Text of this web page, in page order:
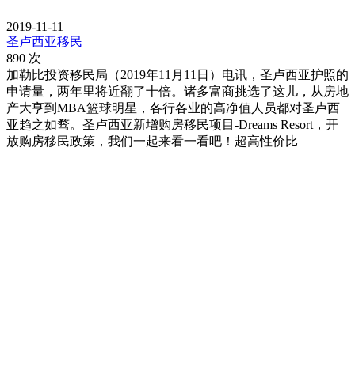
2019-11-11
圣卢西亚移民
890 次
加勒比投资移民局（2019年11月11日）电讯，圣卢西亚护照的
申请量，两年里将近翻了十倍。诸多富商挑选了这儿，从房地
产大亨到MBA篮球明星，各行各业的高净值人员都对圣卢西
亚趋之如骛。圣卢西亚新增购房移民项目-Dreams Resort，开
放购房移民政策，我们一起来看一看吧！超高性价比